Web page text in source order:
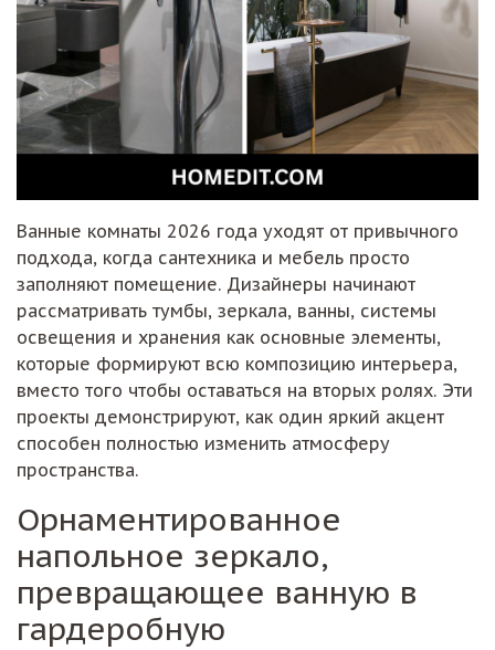
Ванные комнаты 2026 года уходят от привычного
подхода, когда сантехника и мебель просто
заполняют помещение. Дизайнеры начинают
рассматривать тумбы, зеркала, ванны, системы
освещения и хранения как основные элементы,
которые формируют всю композицию интерьера,
вместо того чтобы оставаться на вторых ролях. Эти
проекты демонстрируют, как один яркий акцент
способен полностью изменить атмосферу
пространства.
Орнаментированное
напольное зеркало,
превращающее ванную в
гардеробную